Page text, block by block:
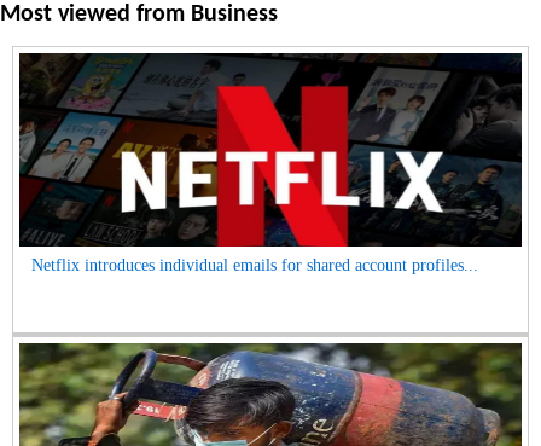
Most viewed from Business
Netflix introduces individual emails for shared account profiles...